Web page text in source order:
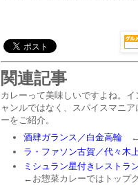
関連記事
カレーって美味しいですよね。
ャンルではなく、スパイスマニ
ーをご紹介。
酒肆ガランス／白金高輪 ←
ラ・ファソン古賀／代々木
ミシュラン星付きレストラ
←お惣菜カレーではトップク